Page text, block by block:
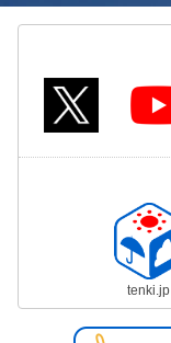
tenki.jp